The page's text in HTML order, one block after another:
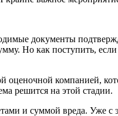
документы
Но как поступить,
оценочной компанией,
решится на этой стадии.
и суммой вреда. Уже